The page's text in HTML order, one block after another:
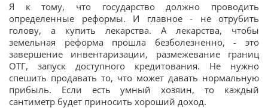
Я к тому, что государство должно проводить
определенные реформы. И главное - не отрубить
голову, а купить лекарства. А лекарства, чтобы
земельная реформа прошла безболезненно, - это
завершение инвентаризации, размежевание границ
ОТГ, запуск доступного кредитования. Не нужно
спешить продавать то, что может давать нормальную
прибыль. Если есть умный хозяин, то каждый
сантиметр будет приносить хороший доход.